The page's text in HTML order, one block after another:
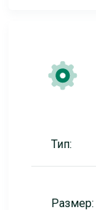
Тип:
Размер: